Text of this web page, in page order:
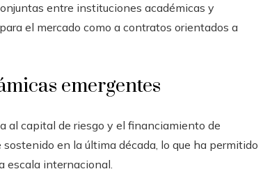
entre instituciones académicas y
el mercado como a contratos orientados a
emergentes
al capital de riesgo y el financiamiento de
en la última década, lo que ha permitido
escala internacional.